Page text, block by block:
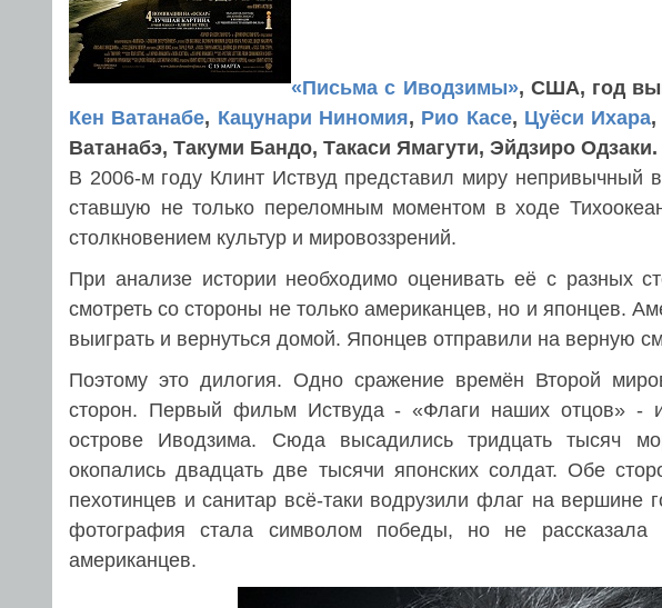
«Письма с Иводзимы», США, год
Кен Ватанабе, Кацунари Ниномия, Рио Касе, Цуёси Ихара,
Ватанабэ, Такуми Бандо, Такаси Ямагути, Эйдзиро Одзаки.
В 2006-м году Клинт Иствуд представил миру непривычный
ставшую не только переломным моментом в ходе
столкновением культур и мировоззрений.
При анализе истории необходимо оценивать её с разных
смотреть со стороны не только американцев, но и японцев.
выиграть и вернуться домой. Японцев отправили на верную
Поэтому это дилогия. Одно сражение времён Второй
сторон. Первый фильм Иствуда - «Флаги наших отцов» -
острове Иводзима. Сюда высадились тридцать тысяч
окопались двадцать две тысячи японских солдат. Обе
пехотинцев и санитар всё-таки водрузили флаг на вершине
фотография стала символом победы, но не
американцев.